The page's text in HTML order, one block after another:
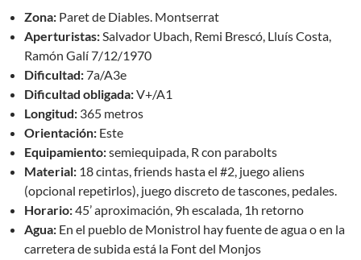
Zona: Paret de Diables. Montserrat
Aperturistas:Salvador Ubach, Remi Brescó, Lluís Costa,
Ramón Galí 7/12/1970
Dificultad:7a/A3e
Dificultad obligada:V+/A1
Longitud: 365 metros
Orientación: Este
Equipamiento:semiequipada, R con parabolts
Material: 18 cintas, friends hasta el #2, juego aliens
(opcional repetirlos), juego discreto de tascones, pedales.
Horario:45’ aproximación, 9h escalada, 1h retorno
Agua: En el pueblo de Monistrol hay fuente de agua o en la
carretera de subida está la Font del Monjos